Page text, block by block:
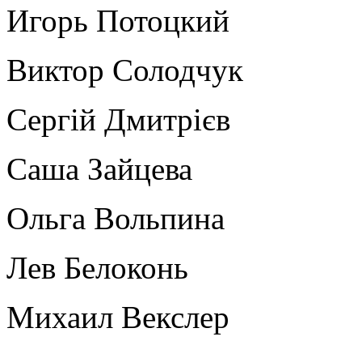
Игорь Потоцкий
Виктор Солодчук
Сергій Дмитрієв
Саша Зайцева
Ольга Вольпина
Лев Белоконь
Михаил Векслер